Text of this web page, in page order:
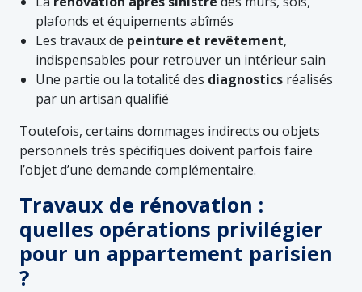
plafonds et équipements abîmés
Les travaux de peinture et revêtement,
indispensables pour retrouver un intérieur sain
Une partie ou la totalité des diagnostics réalisés
par un artisan qualifié
Toutefois, certains dommages indirects ou objets
personnels très spécifiques doivent parfois faire
l’objet d’une demande complémentaire.
Travaux de rénovation :
quelles opérations privilégier
pour un appartement parisien
?